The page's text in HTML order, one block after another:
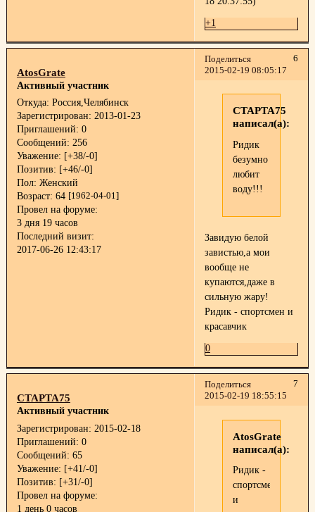
+1
Поделиться
6
2015-02-19 08:05:17
AtosGrate
Активный участник
Откуда: Россия,Челябинск
Зарегистрирован: 2013-01-23
Приглашений: 0
Сообщений: 256
Уважение: [+38/-0]
Позитив: [+46/-0]
Пол: Женский
Возраст: 64 [1962-04-01]
Провел на форуме:
3 дня 19 часов
Последний визит:
2017-06-26 12:43:17
СТАРТА75
написал(а):
Ридик
безумно
любит
воду!!!
Завидую белой
завистью,а мои
вообще не
купаются,даже в
сильную жару!
Ридик - спортсмен и
красавчик
0
Поделиться
7
2015-02-19 18:55:15
СТАРТА75
Активный участник
Зарегистрирован: 2015-02-18
Приглашений: 0
Сообщений: 65
Уважение: [+41/-0]
Позитив: [+31/-0]
Провел на форуме:
1 день 0 часов
AtosGrate
написал(а):
Ридик -
спортсмен
и